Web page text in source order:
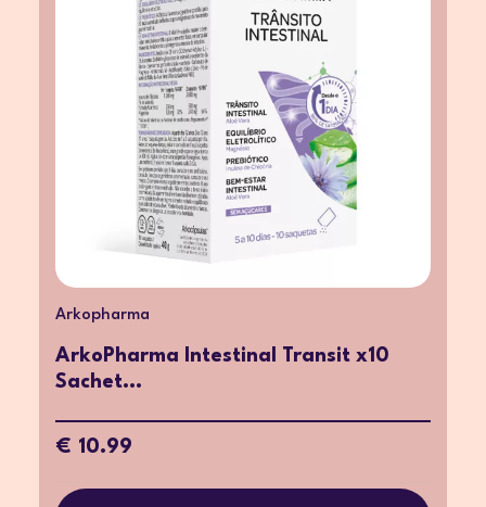
Arkopharma
ArkoPharma Intestinal Transit x10
Sachet...
€ 10.99